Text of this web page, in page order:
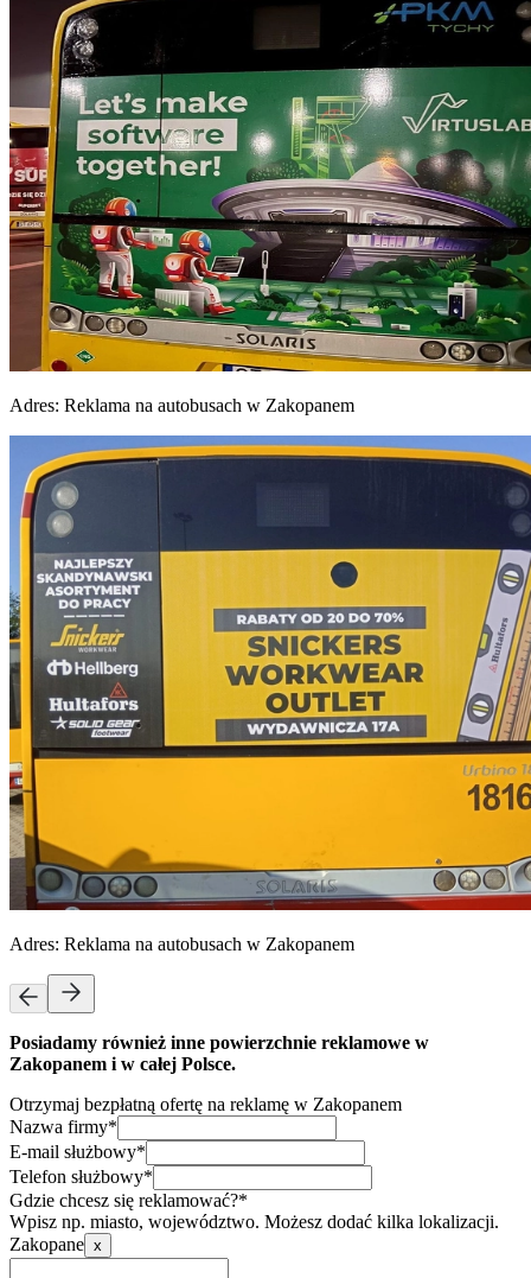
Adres: Reklama na autobusach w Zakopanem
Adres: Reklama na autobusach w Zakopanem
Posiadamy również inne powierzchnie reklamowe w
Zakopanem i w całej Polsce.
Otrzymaj bezpłatną ofertę na reklamę w Zakopanem
Nazwa firmy*
E-mail służbowy*
Telefon służbowy*
Gdzie chcesz się reklamować?*
Wpisz np. miasto, województwo. Możesz dodać kilka lokalizacji.
Zakopane x